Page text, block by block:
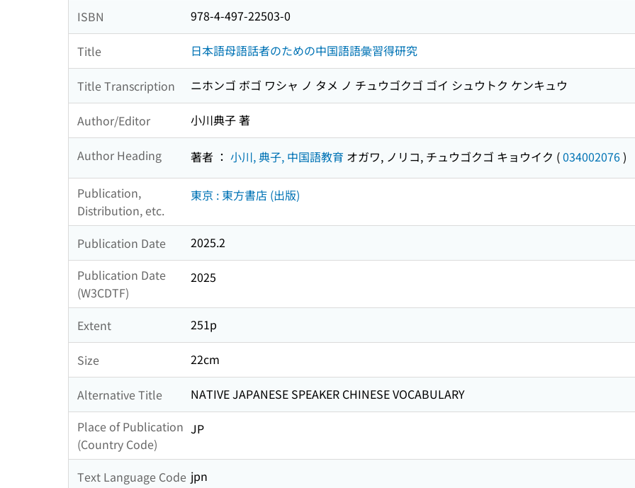
ISBN 978-4-497-22503-0
Title 日本語母語話者のための中国語語彙習得研究
Title Transcription ニホンゴ ボゴ ワシャ ノ タメ ノ チュウゴクゴ ゴイ シュウトク ケンキュウ
Author/Editor 小川典子 著
Author Heading 著者 ： 小川, 典子, 中国語教育 オガワ, ノリコ, チュウゴクゴ キョウイク (034002076)
Publication,
Distribution, etc.
東京 : 東方書店 (出版)
Publication Date
2025.2
Publication Date
(W3CDTF)
2025
Extent 251p
Size 22cm
Alternative Title
NATIVE JAPANESE SPEAKER CHINESE VOCABULARY
Place of Publication
(Country Code)
JP
Text Language Code jpn